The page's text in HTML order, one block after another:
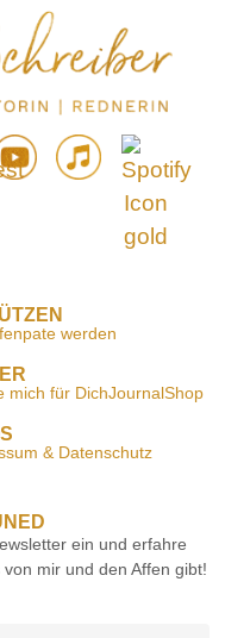
werden
mich für DichJournalShop
& Datenschutz
ein und erfahre
mir und den Affen gibt!